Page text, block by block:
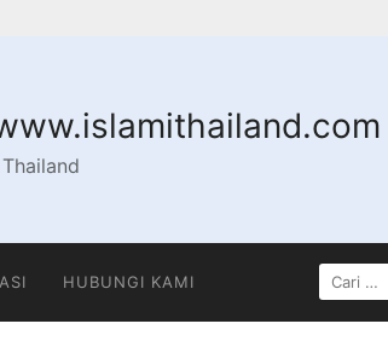
HUBUNGI KAMI
CARI
UNTUK: